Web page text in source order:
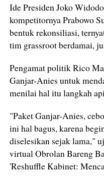
Ide Presiden Joko
kompetitornya Prabowo
bentuk rekonsiliasi,
tim grassroot berdamai,
Pengamat politik Rico
Ganjar-Anies untuk
menilai hal itu langkah
"Paket Ganjar-Anies,
ini hal bagus, karena
diselesikan sejak lama,"
virtual Obrolan Bareng
'Reshuffle Kabinet: